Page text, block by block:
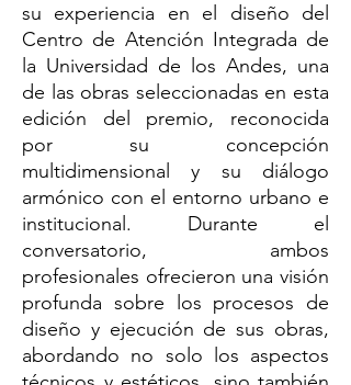
su experiencia en el diseño del
Centro de Atención Integrada de
la Universidad de los Andes, una
de las obras seleccionadas en esta
edición del premio, reconocida
por su concepción
multidimensional y su diálogo
armónico con el entorno urbano e
institucional. Durante el
conversatorio, ambos
profesionales ofrecieron una visión
profunda sobre los procesos de
diseño y ejecución de sus obras,
abordando no solo los aspectos